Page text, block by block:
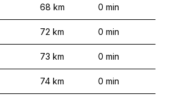
68 km 0 min
72 km 0 min
73 km 0 min
74 km 0 min